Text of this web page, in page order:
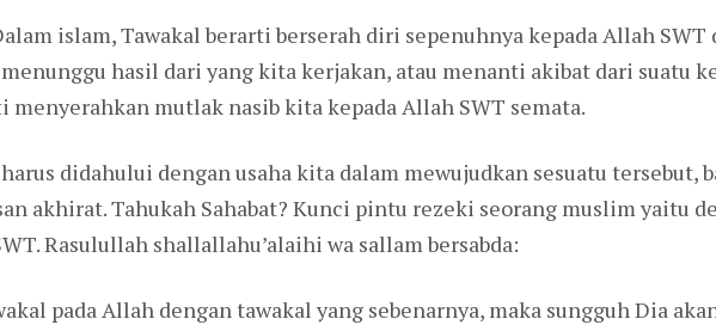
islam, Tawakal berarti berserah diri sepenuhnya kepada Allah SWT
hasil dari yang kita kerjakan, atau menanti akibat dari suatu
menyerahkan mutlak nasib kita kepada Allah SWT semata.
didahului dengan usaha kita dalam mewujudkan sesuatu tersebut,
akhirat. Tahukah Sahabat? Kunci pintu rezeki seorang muslim yaitu
Rasulullah shallallahu’alaihi wa sallam bersabda:
pada Allah dengan tawakal yang sebenarnya, maka sungguh Dia